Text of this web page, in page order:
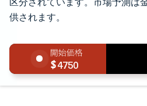
供されます。
4750